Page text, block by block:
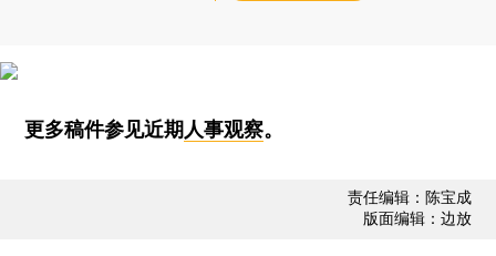
更多稿件参见近期人事观察。
责任编辑：陈宝成
版面编辑：边放